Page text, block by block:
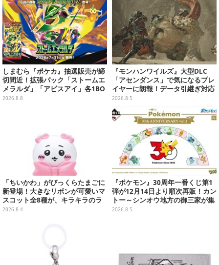
しまむら『ポケカ』抽選販売が締
切間近！拡張パック「ストームエ
メラルダ」「アビスアイ」各1BO
Xをラインナップ
2026.8.8
『モンハンワイルズ』大型DLC
「アセンダンス」で気になるプレ
イヤーに朗報！データ引継ぎ対応
の「序盤体験版」が本日8月5日配
信
2026.8.5
「ちいかわ」がびっくらたまごに
新登場！大きなリボンが可愛いマ
スコット全8種が、キラキラのラ
メ入り入浴剤から飛び出す
2026.8.4
『ポケモン』30周年一番くじ第1
弾が12月14日より順次再販！カン
トー～シンオウ地方の御三家が集
まった時計、ぬいぐるみなど記念
2026.8.5